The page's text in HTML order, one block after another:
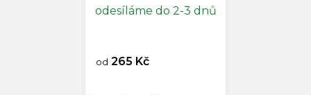
odesíláme do 2-3 dnů
od 265 Kč